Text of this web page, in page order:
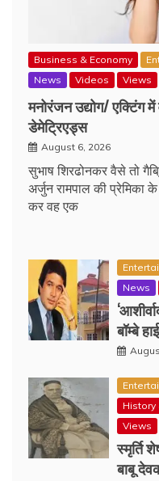
Business & Economy
News
Videos Views
मनोरंजन उद्योग/ एक्टिंग
डेमेट्रिएड्स
August 6, 2026
सुभाष शिरढोनकर वैसे तो
अर्जुन रामपाल की
कर वह एक
News
बॉम्बे
History
Views
स्मृर्ति
बाबू